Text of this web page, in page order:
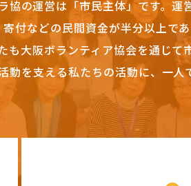
協の運営は「市民主体」です。 運
寄付などの民間資金が半分以上で
も大阪ボランティア協会を通じて
動を支える私たちの活動に、一人